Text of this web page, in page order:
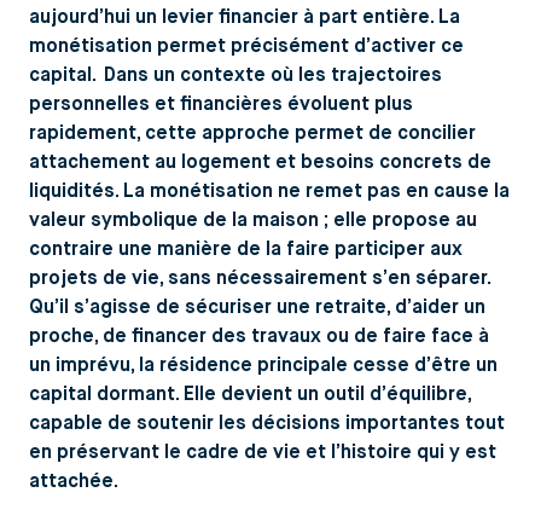
aujourd’hui un levier financier à part entière. La
monétisation permet précisément d’activer ce
capital. Dans un contexte où les trajectoires
personnelles et financières évoluent plus
rapidement, cette approche permet de concilier
attachement au logement et besoins concrets de
liquidités. La monétisation ne remet pas en cause la
valeur symbolique de la maison ; elle propose au
contraire une manière de la faire participer aux
projets de vie, sans nécessairement s’en séparer.
Qu’il s’agisse de sécuriser une retraite, d’aider un
proche, de financer des travaux ou de faire face à
un imprévu, la résidence principale cesse d’être un
capital dormant. Elle devient un outil d’équilibre,
capable de soutenir les décisions importantes tout
en préservant le cadre de vie et l’histoire qui y est
attachée.